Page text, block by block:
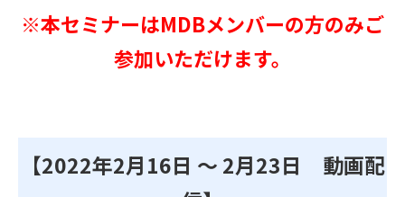
※本セミナーはMDBメンバーの方のみご
参加いただけます。
【2022年2月16日 ～ 2月23日 動画配